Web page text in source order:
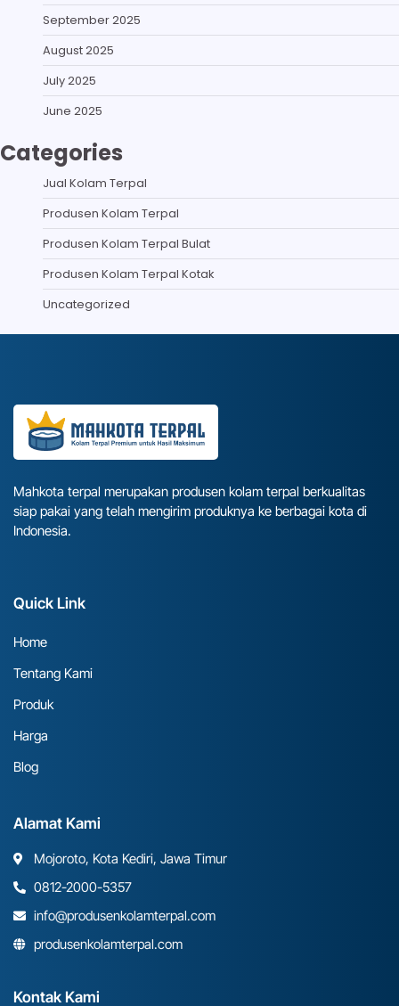
September 2025
August 2025
July 2025
June 2025
Categories
Jual Kolam Terpal
Produsen Kolam Terpal
Produsen Kolam Terpal Bulat
Produsen Kolam Terpal Kotak
Uncategorized
Mahkota terpal merupakan produsen kolam terpal berkualitas
siap pakai yang telah mengirim produknya ke berbagai kota di
Indonesia.
Quick Link
Home
Tentang Kami
Produk
Harga
Blog
Alamat Kami
Mojoroto, Kota Kediri, Jawa Timur
0812-2000-5357
info@produsenkolamterpal.com
produsenkolamterpal.com
Kontak Kami